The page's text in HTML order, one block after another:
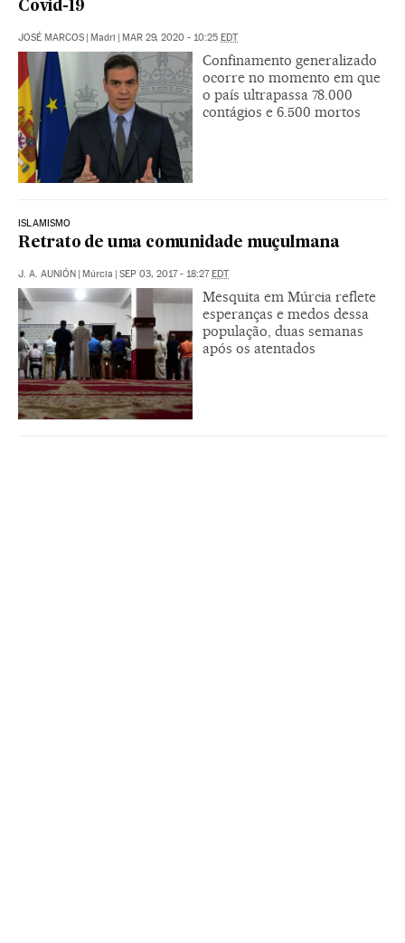
Covid-19
JOSÉ MARCOS | Madri | MAR 29, 2020 - 10:25 EDT
Confinamento generalizado
ocorre no momento em que
o país ultrapassa 78.000
contágios e 6.500 mortos
ISLAMISMO
Retrato de uma comunidade muçulmana
J. A. AUNIÓN | Múrcia | SEP 03, 2017 - 18:27EDT
Mesquita em Múrcia reflete
esperanças e medos dessa
população, duas semanas
após os atentados